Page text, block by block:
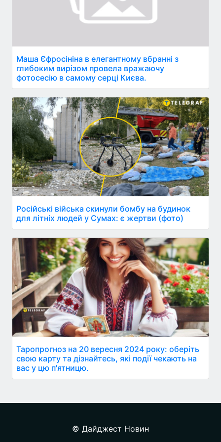
Маша Єфросініна в елегантному вбранні з
глибоким вирізом провела вражаючу
фотосесію в самому серці Києва.
Російські війська скинули бомбу на будинок
для літніх людей у Сумах: є жертви (фото)
Таропрогноз на 20 вересня 2024 року: оберіть
свою карту та дізнайтесь, які події чекають на
вас у цю п'ятницю.
© Дайджест Новин